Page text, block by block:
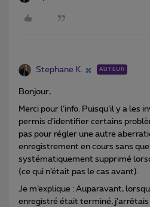
Stephane K. AUTEUR
Bonjour,
Merci pour l’info. Puisqu’il y a les
permis d’identifier certains
pas pour régler une autre
enregistrement en cours sans
systématiquement supprimé
(ce qui n’était pas le cas avant).
Je m’explique : Auparavant,
enregistré était terminé,